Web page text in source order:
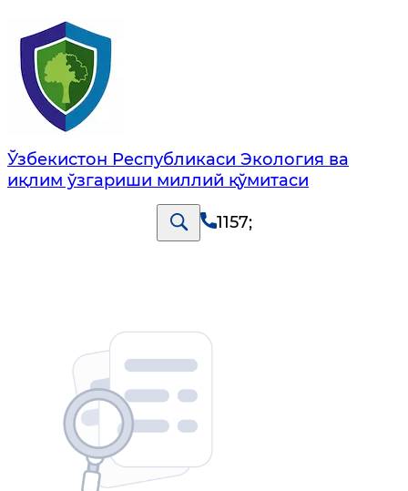
Ўзбекистон Республикаси Экология ва
иқлим ўзгариши миллий қўмитаси
1157;